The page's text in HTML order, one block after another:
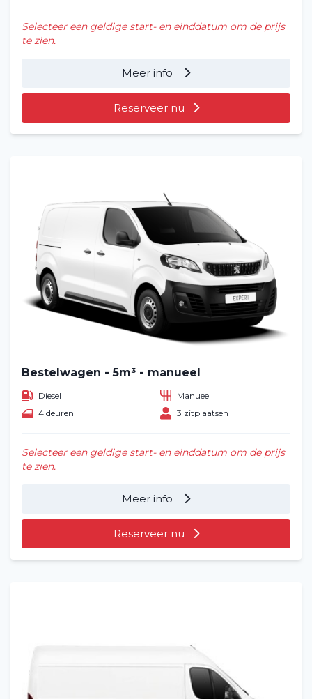
Selecteer een geldige start- en einddatum om de prijs
te zien.
Meer info
Reserveer nu
Bestelwagen - 5m³ - manueel
Diesel
Manueel
4 deuren
3 zitplaatsen
Selecteer een geldige start- en einddatum om de prijs
te zien.
Meer info
Reserveer nu